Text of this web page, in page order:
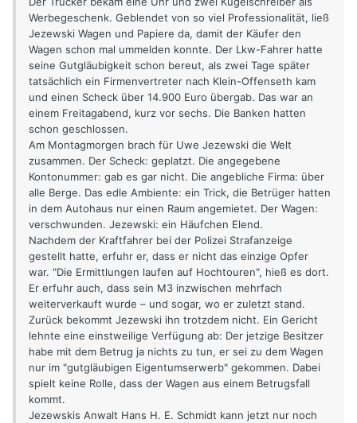
Werbegeschenk. Geblendet von so viel Professionalität, ließ
Jezewski Wagen und Papiere da, damit der Käufer den
Wagen schon mal ummelden konnte. Der Lkw-Fahrer hatte
seine Gutgläubigkeit schon bereut, als zwei Tage später
tatsächlich ein Firmenvertreter nach Klein-Offenseth kam
und einen Scheck über 14.900 Euro übergab. Das war an
einem Freitagabend, kurz vor sechs. Die Banken hatten
schon geschlossen.
Am Montagmorgen brach für Uwe Jezewski die Welt
zusammen. Der Scheck: geplatzt. Die angegebene
Kontonummer: gab es gar nicht. Die angebliche Firma: über
alle Berge. Das edle Ambiente: ein Trick, die Betrüger hatten
in dem Autohaus nur einen Raum angemietet. Der Wagen:
verschwunden. Jezewski: ein Häufchen Elend.
Nachdem der Kraftfahrer bei der Polizei Strafanzeige
gestellt hatte, erfuhr er, dass er nicht das einzige Opfer
war. "Die Ermittlungen laufen auf Hochtouren", hieß es dort.
Er erfuhr auch, dass sein M3 inzwischen mehrfach
weiterverkauft wurde – und sogar, wo er zuletzt stand.
Zurück bekommt Jezewski ihn trotzdem nicht. Ein Gericht
lehnte eine einstweilige Verfügung ab: Der jetzige Besitzer
habe mit dem Betrug ja nichts zu tun, er sei zu dem Wagen
nur im "gutgläubigen Eigentumserwerb" gekommen. Dabei
spielt keine Rolle, dass der Wagen aus einem Betrugsfall
kommt.
Jezewskis Anwalt Hans H. E. Schmidt kann jetzt nur noch